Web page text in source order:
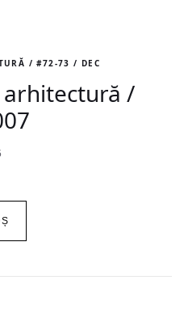
/ #72-73 / DEC 2007
/